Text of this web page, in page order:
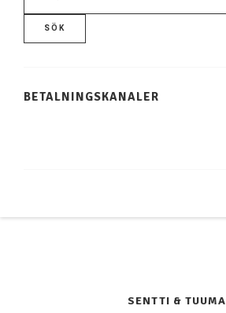
SÖK
BETALNINGSKANALER
SENTTI & TUUMA